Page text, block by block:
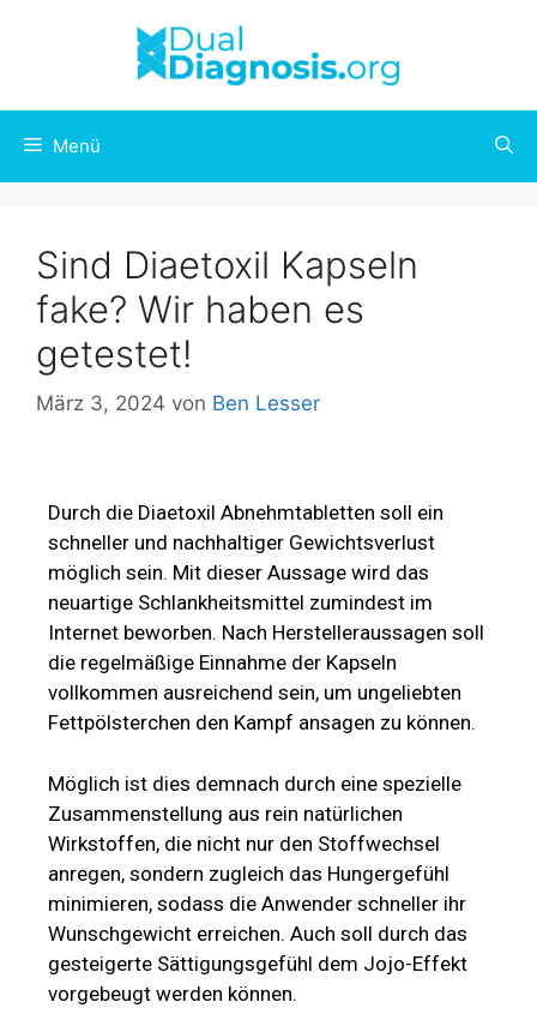
Menü
Sind Diaetoxil Kapseln
fake? Wir haben es
getestet!
März 3, 2024 von Ben Lesser
Durch die Diaetoxil Abnehmtabletten soll ein
schneller und nachhaltiger Gewichtsverlust
möglich sein. Mit dieser Aussage wird das
neuartige Schlankheitsmittel zumindest im
Internet beworben. Nach Herstelleraussagen soll
die regelmäßige Einnahme der Kapseln
vollkommen ausreichend sein, um ungeliebten
Fettpölsterchen den Kampf ansagen zu können.
Möglich ist dies demnach durch eine spezielle
Zusammenstellung aus rein natürlichen
Wirkstoffen, die nicht nur den Stoffwechsel
anregen, sondern zugleich das Hungergefühl
minimieren, sodass die Anwender schneller ihr
Wunschgewicht erreichen. Auch soll durch das
gesteigerte Sättigungsgefühl dem Jojo-Effekt
vorgebeugt werden können.